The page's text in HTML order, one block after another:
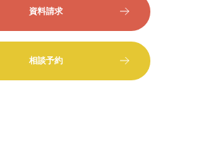
資料請求
相談予約